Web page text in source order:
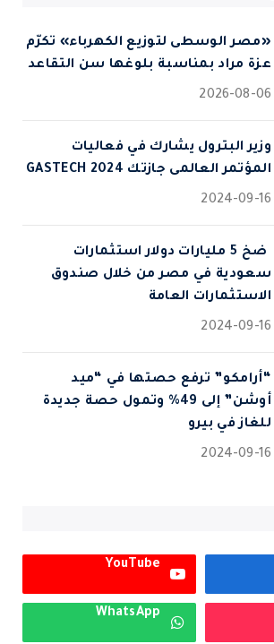
«مصر الوسطى لتوزيع الكهرباء» تكرّم
عزة مراد بمناسبة بلوغها سن التقاعد
2026-08-06
وزير البترول يشارك في فعاليات
المؤتمر العالمى جازتك 2024 GASTECH
2024-09-16
⁠ ضخ 5 مليارات دولار استثمارات
سعودية في مصر من خلال صندوق
الاستثمارات العامة
2024-09-16
“أرامكو” ترفع حصتها في “ميد
أوشن” إلى 49% وتمول حصة جديدة
للغاز في بيرو
2024-09-16
YouTube
WhatsApp